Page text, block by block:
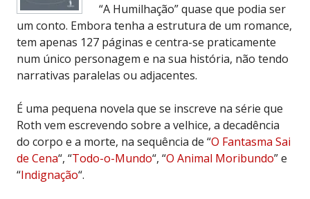
“A Humilhação” quase que podia ser
um conto. Embora tenha a estrutura de um romance,
tem apenas 127 páginas e centra-se praticamente
num único personagem e na sua história, não tendo
narrativas paralelas ou adjacentes.
É uma pequena novela que se inscreve na série que
Roth vem escrevendo sobre a velhice, a decadência
do corpo e a morte, na sequência de “O Fantasma Sai
de Cena“, “Todo-o-Mundo“, “O Animal Moribundo” e
“Indignação“.